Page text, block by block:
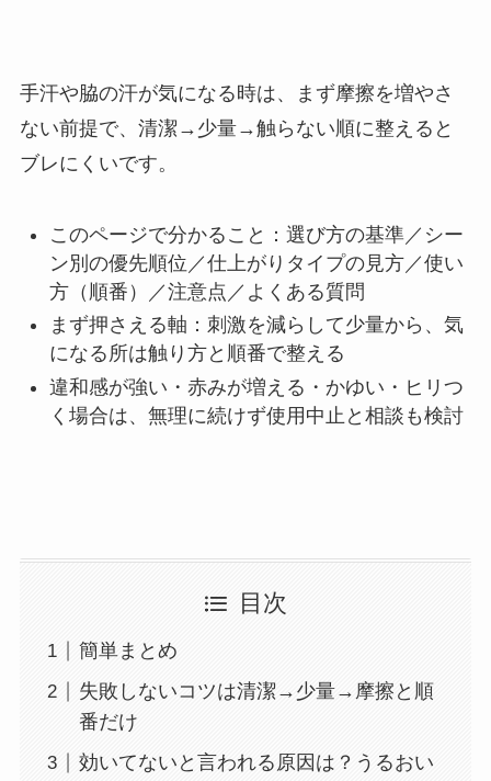
手汗や脇の汗が気になる時は、まず摩擦を増やさ
ない前提で、清潔→少量→触らない順に整えると
ブレにくいです。
このページで分かること：選び方の基準／シー
ン別の優先順位／仕上がりタイプの見方／使い
方（順番）／注意点／よくある質問
まず押さえる軸：刺激を減らして少量から、気
になる所は触り方と順番で整える
違和感が強い・赤みが増える・かゆい・ヒリつ
く場合は、無理に続けず使用中止と相談も検討
目次
簡単まとめ
失敗しないコツは清潔→少量→摩擦と順
番だけ
効いてないと言われる原因は？うるおい